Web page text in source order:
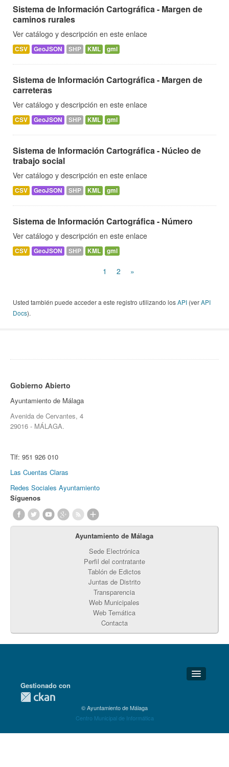
Sistema de Información Cartográfica - Margen de
caminos rurales
Ver catálogo y descripción en este enlace
CSV GeoJSON SHP KML gml
Sistema de Información Cartográfica - Margen de
carreteras
Ver catálogo y descripción en este enlace
CSV GeoJSON SHP KML gml
Sistema de Información Cartográfica - Núcleo de
trabajo social
Ver catálogo y descripción en este enlace
CSV GeoJSON SHP KML gml
Sistema de Información Cartográfica - Número
Ver catálogo y descripción en este enlace
CSV GeoJSON SHP KML gml
1 2 »
Usted también puede acceder a este registro utilizando losAPI (verAPI
Docs).
Gobierno Abierto
Ayuntamiento de Málaga
Avenida de Cervantes, 4
29016 - MÁLAGA.
Tlf: 951 926 010
Las Cuentas Claras
Redes Sociales Ayuntamiento
Síguenos
Ayuntamiento de Málaga
Sede Electrónica
Perfil del contratante
Tablón de Edictos
Juntas de Distrito
Transparencia
Web Municipales
Web Temática
Contacta
Detalles Técnicos
Gestionado con
© Ayuntamiento de Málaga
Centro Municipal de Informática